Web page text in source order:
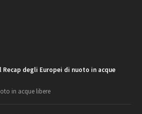
Recap degli Europei di nuoto in acque
in acque libere